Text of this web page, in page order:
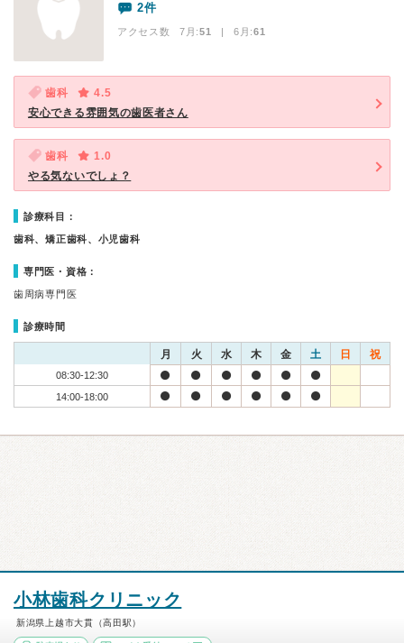
2件
アクセス数 7月:51 | 6月:61
歯科
4.5
安心できる雰囲気の歯医者さん
歯科
1.0
やる気ないでしょ？
診療科目：
歯科、矯正歯科、小児歯科
専門医・資格：
歯周病専門医
診療時間
月 火 水 木 金 土 日 祝
08:30-12:30
14:00-18:00
小林歯科クリニック
新潟県上越市大貫（高田駅）